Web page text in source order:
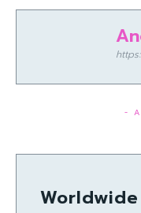
-